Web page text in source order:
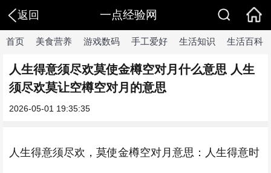
返回 一点经验网
首页 美食营养 游戏数码 手工爱好 生活知识 生活百科
人生得意须尽欢莫使金樽空对月什么意思 人生
须尽欢莫让空樽空对月的意思
2026-05-01 19:35:35
人生得意须尽欢，莫使金樽空对月意思：人生得意时